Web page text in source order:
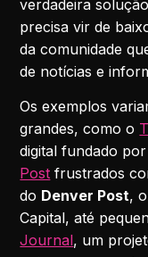
verdadeira
precisa vir de
da comunidade
de notícias e
Os exemplos
grandes, como o
digital fundado
Post frustrados
do Denver Post,
Capital, até
Journal, um